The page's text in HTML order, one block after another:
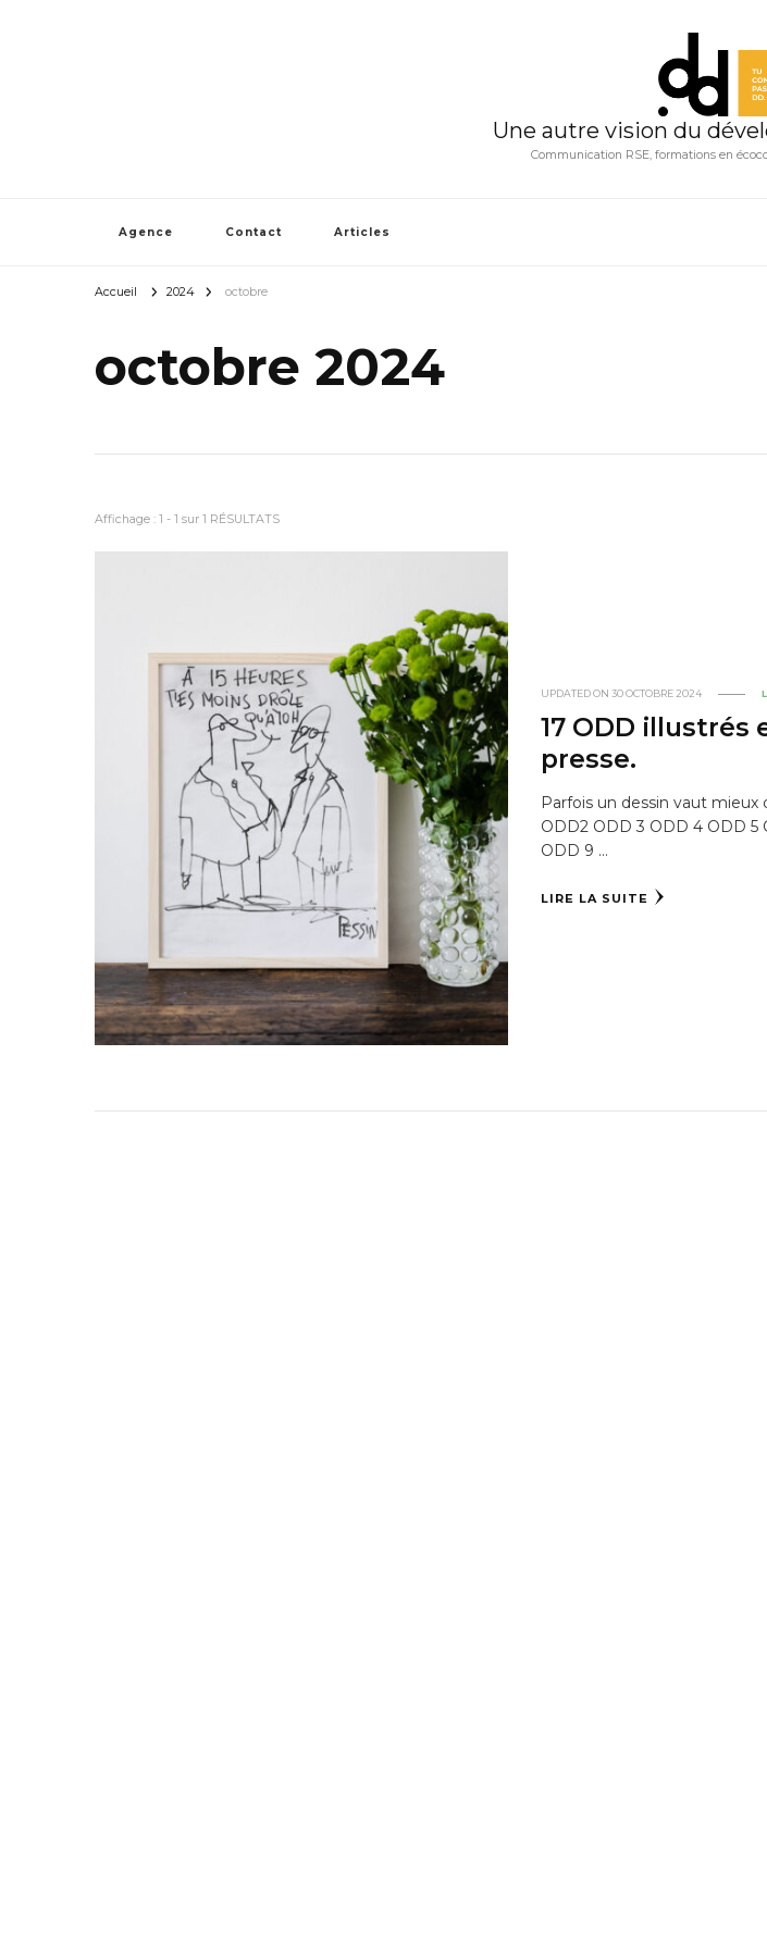
Une autre vision du
Communication RSE, formations en
Agence Contact Articles
Accueil 2024 octobre
octobre 2024
Affichage : 1 - 1 sur 1 RÉSULTATS
UPDATED ON30 OCTOBRE 2024
17 ODD illustrés
presse.
Parfois un dessin vaut mieux
ODD2 ODD 3 ODD 4 ODD 5
ODD 9 …
LIRE LA SUITE